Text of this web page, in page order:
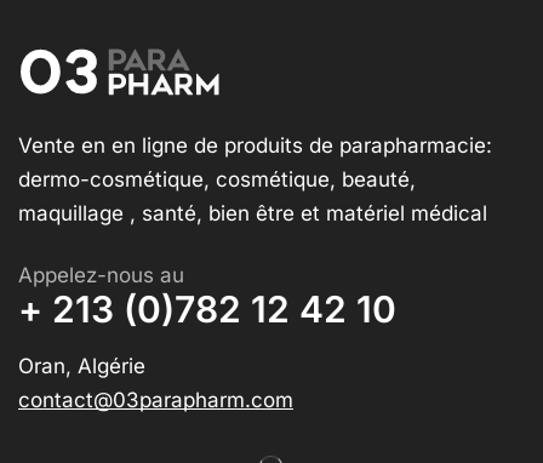
Vente en en ligne de produits de parapharmacie:
dermo-cosmétique, cosmétique, beauté,
maquillage , santé, bien être et matériel médical
Appelez-nous au
+ 213 (0)782 12 42 10
Oran, Algérie
contact@03parapharm.com